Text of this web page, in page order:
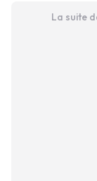
La suite